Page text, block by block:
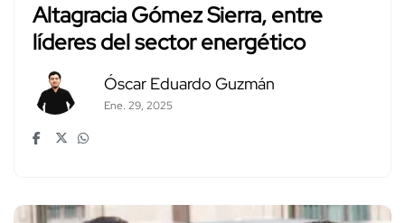
Altagracia Gómez Sierra, entre
líderes del sector energético
Óscar Eduardo Guzmán
Ene. 29, 2025